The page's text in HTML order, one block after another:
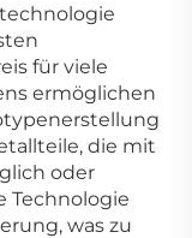
für viele
ermöglichen
die mit
oder
Technologie
was zu